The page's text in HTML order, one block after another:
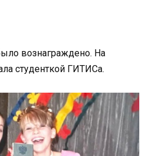
вознаграждено. На
студенткой ГИТИСа.